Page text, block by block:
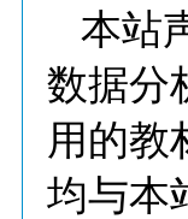
本站
数据分
用的教
均与本